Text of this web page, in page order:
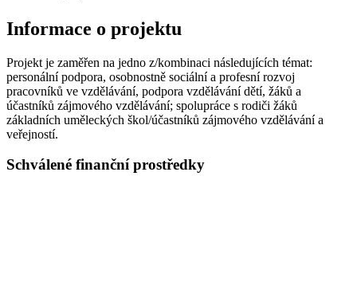
Informace o projektu
Projekt je zaměřen na jedno z/kombinaci následujících témat:
personální podpora, osobnostně sociální a profesní rozvoj
pracovníků ve vzdělávání, podpora vzdělávání dětí, žáků a
účastníků zájmového vzdělávání; spolupráce s rodiči žáků
základních uměleckých škol/účastníků zájmového vzdělávání a
veřejností.
Schválené finanční prostředky